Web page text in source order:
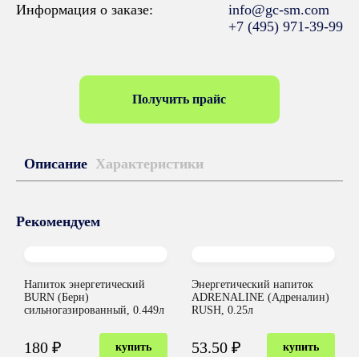
Информация о заказе:
info@gc-sm.com
+7 (495) 971-39-99
Получить прайс
Описание Характеристики
Рекомендуем
Напиток энергетический
BURN (Берн)
сильногазированный, 0.449л
180 ₽ купить
Энергетический напиток
ADRENALINE (Адреналин)
RUSH, 0.25л
53.50 ₽ купить